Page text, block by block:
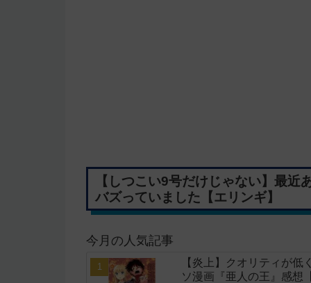
【しつこい9号だけじゃない】最
バズっていました【エリンギ】
今月の人気記事
【炎上】クオリティが
ソ漫画『亜人の王』感想